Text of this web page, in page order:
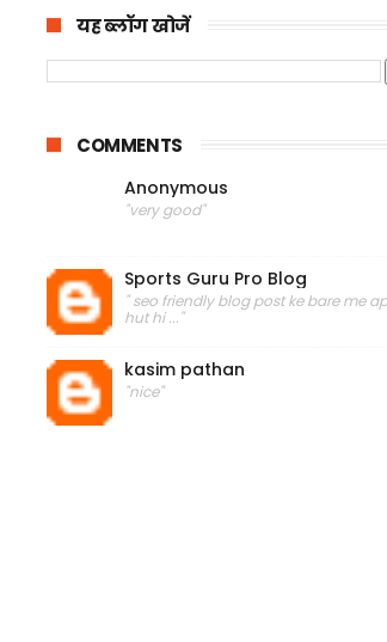
यह ब्लॉग खोजें
COMMENTS
Anonymous
"very good"
Sports Guru Pro Blog
" seo friendly blog post ke bare me
hut hi ..."
kasim pathan
"nice"